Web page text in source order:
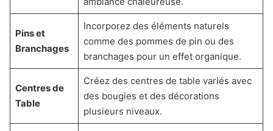
Pins et
Branchages
Incorporez des éléments naturels
comme des pommes de pin ou des
branchages pour un effet organique.
Centres de
Table
Créez des centres de table variés avec
des bougies et des décorations
plusieurs niveaux.